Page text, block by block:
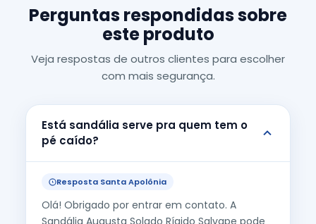
Perguntas respondidas sobre
este produto
Veja respostas de outros clientes para escolher
com mais segurança.
Está sandália serve pra quem tem o
pé caído?
Resposta Santa Apolônia
Olá! Obrigado por entrar em contato. A
Sandália Augusta Solado Rígido Salvape pode